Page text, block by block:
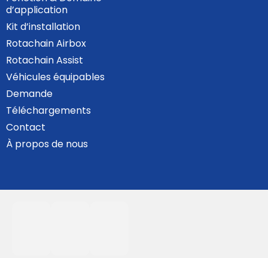
d’application
Kit d’installation
Rotachain Airbox
Rotachain Assist
Véhicules équipables
Demande
Téléchargements
Contact
À propos de nous